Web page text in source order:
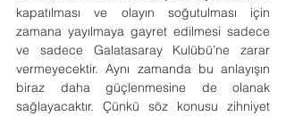
kapatılması ve olayın soğutulması için
zamana yayılmaya gayret edilmesi sadece
ve sadece Galatasaray Kulübü’ne zarar
vermeyecektir. Aynı zamanda bu anlayışın
biraz daha güçlenmesine de olanak
sağlayacaktır. Çünkü söz konusu zihniyet